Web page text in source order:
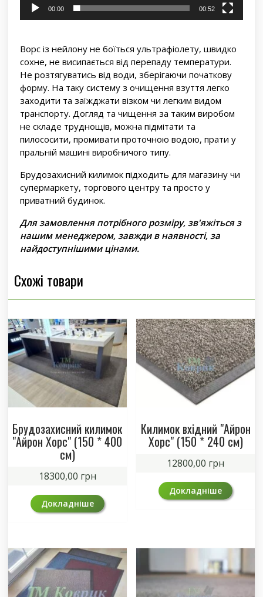
00:00 00:52
Ворс із нейлону не боїться ультрафіолету, швидко
сохне, не висипається від перепаду температури.
Не розтягуватись від води, зберігаючи початкову
форму. На таку систему з очищення взуття легко
заходити та заїжджати візком чи легким видом
транспорту. Догляд та чищення за таким виробом
не складе труднощів, можна підмітати та
пилососити, промивати проточною водою, прати у
пральній машині виробничого типу.
Брудозахисний килимок підходить для магазину чи
супермаркету, торгового центру та просто у
приватний будинок.
Для замовлення потрібного розміру, зв'яжіться з
нашим менеджером, завжди в наявності, за
найдоступнішими цінами.
Схожі товари
Брудозахисний килимок
"Айрон Хорс" (150 * 400
см)
18300,00 грн
Докладніше
Килимок вхідний "Айрон
Хорс" (150 * 240 см)
12800,00 грн
Докладніше